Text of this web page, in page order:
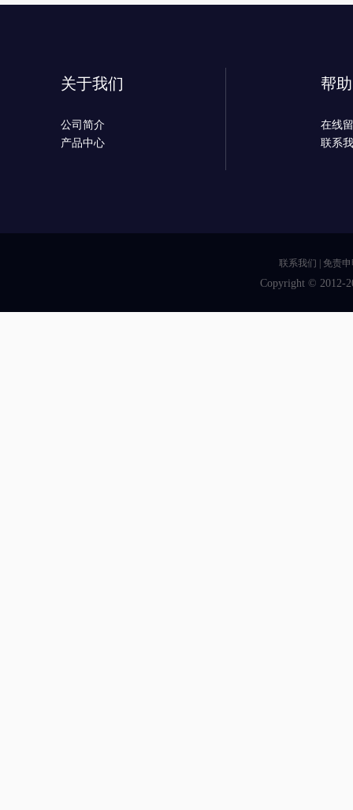
关于我们
公司简介
产品中心
帮
在线
联系
联系我们 免责
Copyright © 2012-